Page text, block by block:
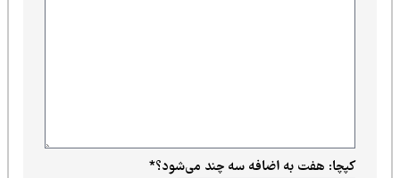
کپچا: هفت به اضافه سه چند می‌شود؟*